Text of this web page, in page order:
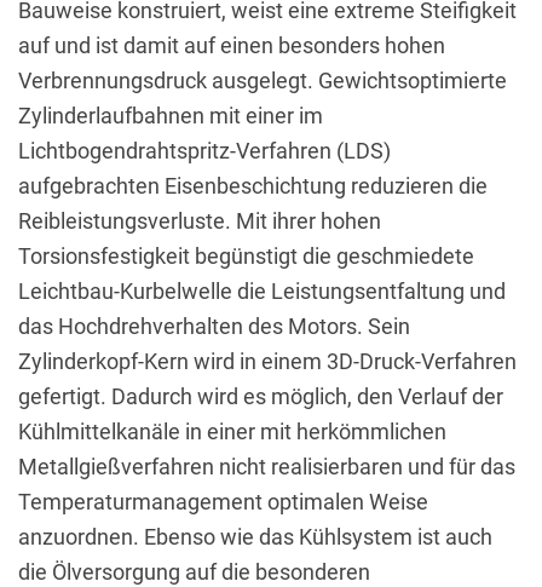
Bauweise konstruiert, weist eine extreme Steifigkeit
auf und ist damit auf einen besonders hohen
Verbrennungsdruck ausgelegt. Gewichtsoptimierte
Zylinderlaufbahnen mit einer im
Lichtbogendrahtspritz-Verfahren (LDS)
aufgebrachten Eisenbeschichtung reduzieren die
Reibleistungsverluste. Mit ihrer hohen
Torsionsfestigkeit begünstigt die geschmiedete
Leichtbau-Kurbelwelle die Leistungsentfaltung und
das Hochdrehverhalten des Motors. Sein
Zylinderkopf-Kern wird in einem 3D-Druck-Verfahren
gefertigt. Dadurch wird es möglich, den Verlauf der
Kühlmittelkanäle in einer mit herkömmlichen
Metallgießverfahren nicht realisierbaren und für das
Temperaturmanagement optimalen Weise
anzuordnen. Ebenso wie das Kühlsystem ist auch
die Ölversorgung auf die besonderen